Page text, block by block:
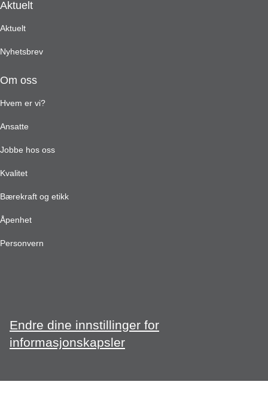
Aktuelt
Aktuelt
Nyhetsbrev
Om oss
Hvem er vi?
Ansatte
Jobbe hos oss
Kvalitet
Bærekraft og etikk
Åpenhet
Personvern
Endre dine innstillinger for
informasjonskapsler